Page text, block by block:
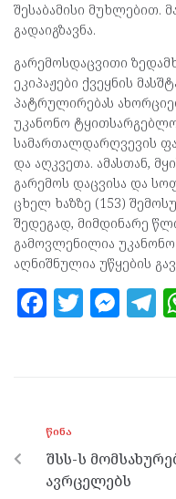
შესაბამისი მუხლებით.
გადაიგზავნა.
გარემოსდაცვითი
ეკიპაჟები ქვეყნის
პატრულირებას
უკანონო
სამართალდარღვევის
და აღკვეთა. ამასთან,
გარემოს დაცვისა და
ცხელ ხაზზე (153)
შედეგად, მიმდინარე
გამოვლენილია
აღნიშნულია უწყების
F
o
o
k
T M
er
T
ᲬᲘᲜᲐ
შსს-ს
ავრცელებს